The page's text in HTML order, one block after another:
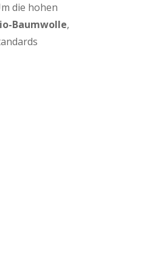
die hohen
Baumwolle,